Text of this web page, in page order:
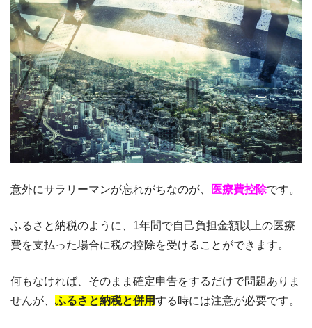
意外にサラリーマンが忘れがちなのが、 医療費控除です。
ふるさと納税のように、1年間で自己負担金額以上の医療
費を支払った場合に税の控除を受けることができます。
何もなければ、そのまま確定申告をするだけで問題ありま
せんが、 ふるさと納税と併用する時には注意が必要です。